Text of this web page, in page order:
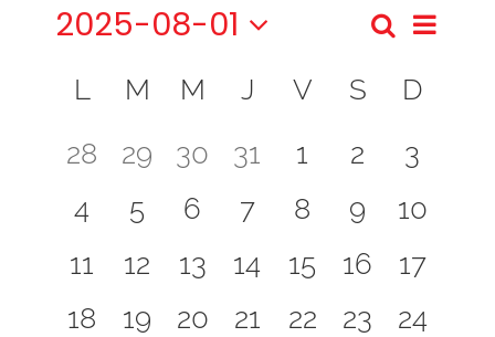
et
de
vues
Mois
2025-08-01
une
Calendrier
Évènements
L M M J V S
D
0
évènement,
28
0
évènement,
29
0
évènement,
30
0
évènement,
31
0
évènement,
1
0
2
0
3
0
évènement,
4
0
évènement,
5
0
évènement,
6
0
évènement,
7
0
évènement,
8
0
9
0
10
0
évènement,
11
0
évènement,
12
0
évènement,
13
0
évènement,
14
0
évènement,
15
0
16
0
17
0
18
0
19
0
20
0
21
0
22
0
23
0
24